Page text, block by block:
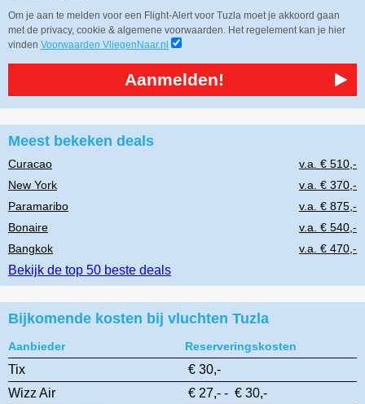
Om je aan te melden voor een Flight-Alert voor Tuzla moet je akkoord gaan
met de privacy, cookie & algemene voorwaarden. Het regelement kan je hier
vinden Voorwaarden VliegenNaar.nl
Aanmelden!
Meest bekeken deals
Curacao
v.a. € 510,-
New York
v.a. € 370,-
Paramaribo
v.a. € 875,-
Bonaire
v.a. € 540,-
Bangkok
v.a. € 470,-
Bekijk de top 50 beste deals
Bijkomende kosten bij vluchten Tuzla
Aanbieder Reserveringskosten
Tix
€ 30,-
Wizz Air
€ 27,- - € 30,-